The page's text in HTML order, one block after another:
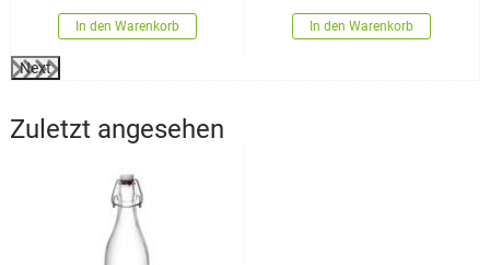
In den Warenkorb In den Warenkorb
Next
Zuletzt angesehen